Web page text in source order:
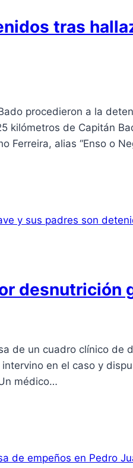
tras
procedieron a la
kilómetros de Capitán
Ferreira, alias “Enso o
desnutrición
de un cuadro clínico
en el caso y
médico…